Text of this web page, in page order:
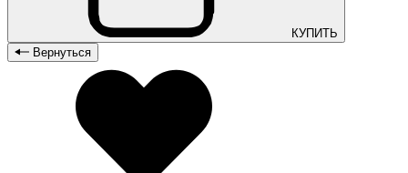
КУПИТЬ
Вернуться